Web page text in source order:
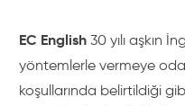
EC English 30 yılı aşkın
yöntemlerle vermeye
koşullarında belirtildiği